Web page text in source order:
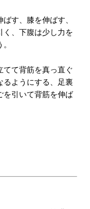
す、膝を伸ばす、
く、下腹は少し力を
てて背筋を真っ直ぐ
るようにする、足裏
を引いて背筋を伸ば